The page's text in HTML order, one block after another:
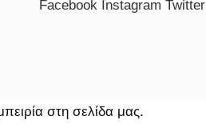
Facebook Instagram Twitter
στη σελίδα μας.